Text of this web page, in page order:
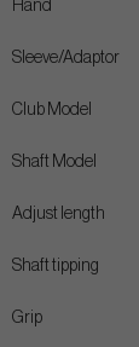
Hand
Sleeve/Adaptor
Club Model
Shaft Model
Adjust length
Shaft tipping
Grip